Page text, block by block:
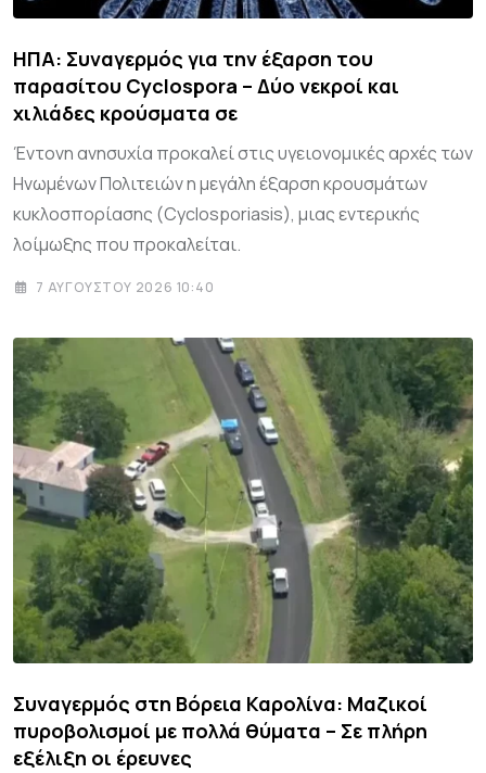
ΗΠΑ: Συναγερμός για την έξαρση του
παρασίτου Cyclospora – Δύο νεκροί και
χιλιάδες κρούσματα σε
Έντονη ανησυχία προκαλεί στις υγειονομικές αρχές των
Ηνωμένων Πολιτειών η μεγάλη έξαρση κρουσμάτων
κυκλοσπορίασης (Cyclosporiasis), μιας εντερικής
λοίμωξης που προκαλείται.
7 ΑΥΓΟΎΣΤΟΥ 2026 10:40
Συναγερμός στη Βόρεια Καρολίνα: Μαζικοί
πυροβολισμοί με πολλά θύματα – Σε πλήρη
εξέλιξη οι έρευνες